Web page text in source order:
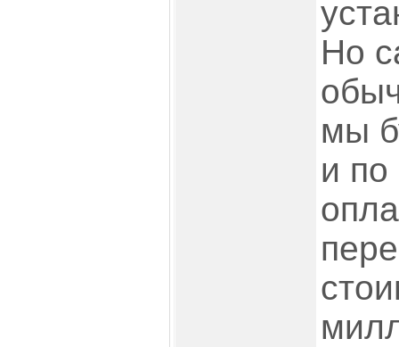
Но
мы
и по